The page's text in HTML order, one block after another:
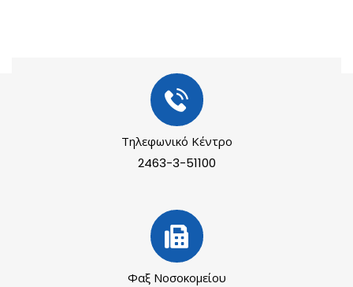
Τηλεφωνικό Κέντρο
2463-3-51100
Φαξ Νοσοκομείου